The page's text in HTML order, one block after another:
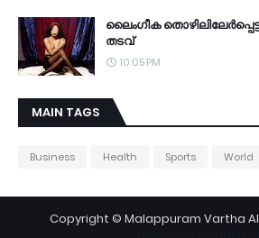
ലൈംഗീക
തടവ്
10:05 PM
MAIN TAGS
Business Health Sports World
Copyright © Malappuram Vartha